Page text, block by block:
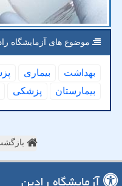
موضوع های آزمایشگاه
بهداشت بیماری
بیمارستان
پزشكی